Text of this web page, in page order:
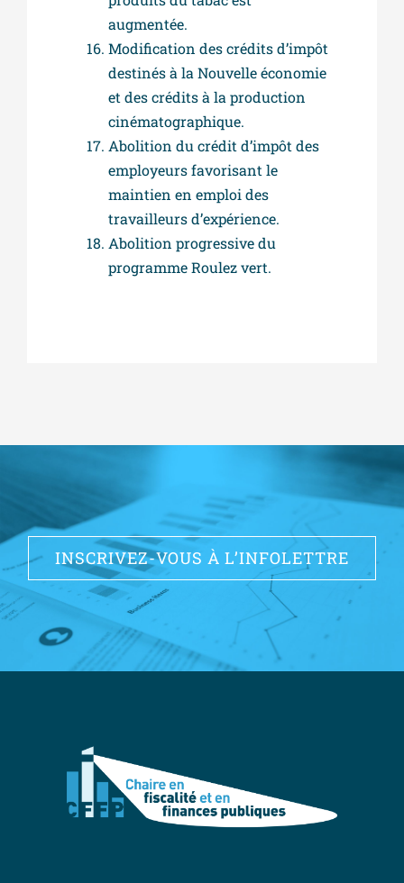
augmentée.
Modification des crédits d’impôt
destinés à la Nouvelle économie
et des crédits à la production
cinématographique.
Abolition du crédit d’impôt des
employeurs favorisant le
maintien en emploi des
travailleurs d’expérience.
Abolition progressive du
programme Roulez vert.
INSCRIVEZ-VOUS À L’INFOLETTRE